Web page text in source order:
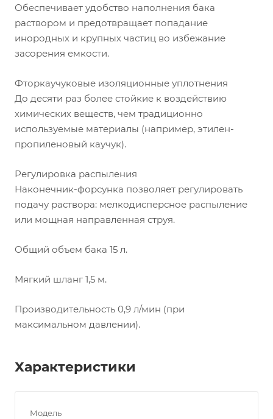
Обеспечивает удобство наполнения бака
раствором и предотвращает попадание
инородных и крупных частиц во избежание
засорения емкости.
Фторкаучуковые изоляционные уплотнения
До десяти раз более стойкие к воздействию
химических веществ, чем традиционно
используемые материалы (например, этилен-
пропиленовый каучук).
Регулировка распыления
Наконечник-форсунка позволяет регулировать
подачу раствора: мелкодисперсное распыление
или мощная направленная струя.
Общий объем бака 15 л.
Мягкий шланг 1,5 м.
Производительность 0,9 л/мин (при
максимальном давлении).
Характеристики
Модель